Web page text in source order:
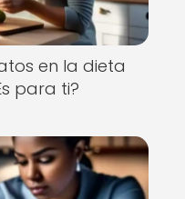
en la dieta
para ti?